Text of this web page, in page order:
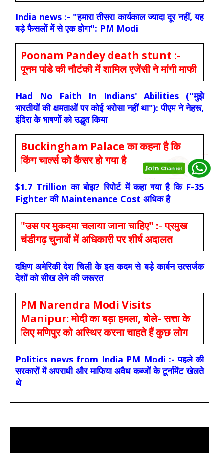
India news :- "हमारा तीसरा कार्यकाल ज्यादा दूर नहीं, यह
बड़े फैसलों में से एक होगा": PM Modi
Poonam Pandey death stunt :-
पूनम पांडे की नौटंकी में शामिल एजेंसी ने मांगी माफी
Had No Faith In Indians' Abilities ("मुझे
भारतीयों की क्षमताओं पर कोई भरोसा नहीं था"): पीएम ने नेहरू,
इंदिरा के भाषणों को उद्धृत किया
Buckingham Palace का कहना है कि
किंग चार्ल्स को कैंसर हो गया है
$1.7 Trillion का बोझ? रिपोर्ट में कहा गया है कि F-35
Fighter की Maintenance Cost अधिक है
"उस पर मुकदमा चलाया जाना चाहिए" :- प्रमुख
चंडीगढ़ चुनावों में अधिकारी पर शीर्ष अदालत
दक्षिण अमेरिकी देश चिली के इस कदम से बड़े कार्बन उत्सर्जक
देशों को सीख लेने की जरूरत
PM Narendra Modi Visits
Manipur: मोदी का बड़ा हमला, बोले- सत्ता के
लिए मणिपुर को अस्थिर करना चाहते हैं कुछ लोग
Politics news from India PM Modi :- पहले की
सरकारों में अपराधी और माफिया अवैध कब्जों के टूर्नामेंट खेलते
थे